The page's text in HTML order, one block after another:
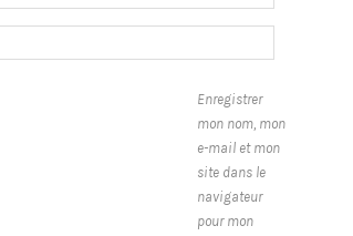
Enregistrer
mon nom, mon
e-mail et mon
site dans le
navigateur
pour mon